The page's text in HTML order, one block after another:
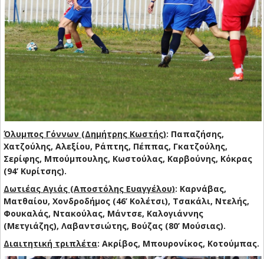
Όλυμπος Γόννων (Δημήτρης Κωστής): Παπαζήσης,
Χατζούλης, Αλεξίου, Ράπτης, Πέππας, Γκατζούλης,
Σερίφης, Μπούμπουλης, Κωστούλας, Καρβούνης, Κόκρας
(94’ Κυρίτσης).
Δωτιέας Αγιάς (Αποστόλης Ευαγγέλου): Καρνάβας,
Ματθαίου, Χονδροδήμος (46’ Κολέτσι), Τσακάλι, Ντελής,
Φουκαλάς, Ντακούλας, Μάντσε, Καλογιάννης
(Μετγιάζης), Λαβαντσιώτης, Βούζας (80’ Μούσιας).
Διαιτητική τριπλέτα: Ακρίβος, Μπουρονίκος, Κοτούμπας.